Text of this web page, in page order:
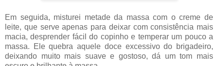
Em seguida, misturei metade da massa com o creme de
leite, que serve apenas para deixar com consistência mais
macia, desprender fácil do copinho e temperar um pouco a
massa. Ele quebra aquele doce excessivo do brigadeiro,
deixando muito mais suave e gostoso, dá um tom mais